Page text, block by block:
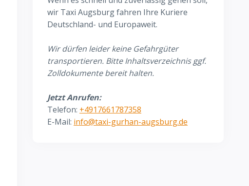
wir Taxi Augsburg fahren Ihre Kuriere
Deutschland- und Europaweit.
Wir dürfen leider keine Gefahrgüter
transportieren. Bitte Inhaltsverzeichnis ggf.
Zolldokumente bereit halten.
Jetzt Anrufen:
Telefon: +4917661787358
E-Mail: info@taxi-gurhan-augsburg.de